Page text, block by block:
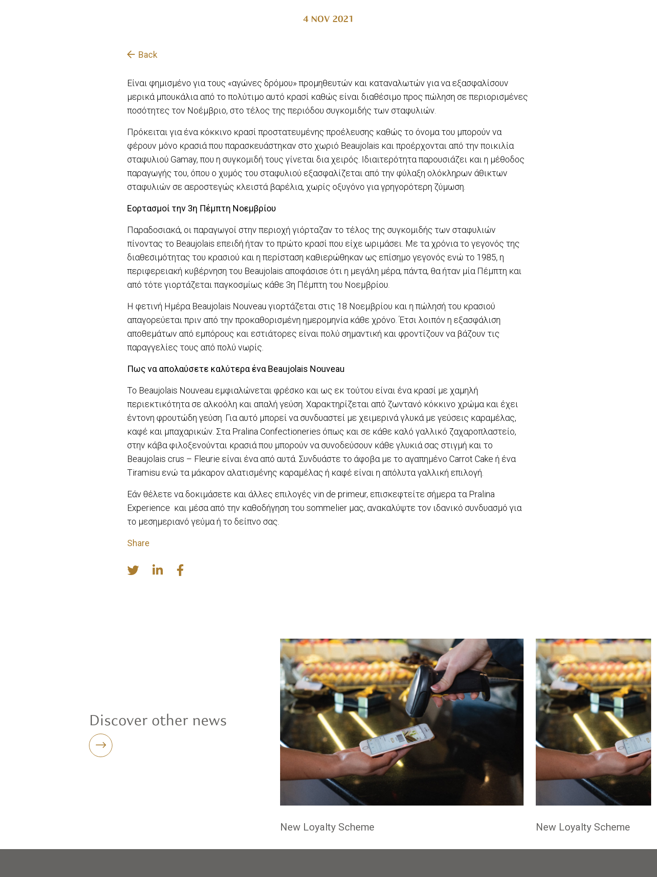
4 NOV 2021
Back
Είναι φημισμένο για τους «αγώνες δρόμου» προμηθευτών και καταναλωτών για να εξασφαλίσουν
μερικά μπουκάλια από το πολύτιμο αυτό κρασί καθώς είναι διαθέσιμο προς πώληση σε περιορισμένες
ποσότητες τον Νοέμβριο, στο τέλος της περιόδου συγκομιδής των σταφυλιών.
Πρόκειται για ένα κόκκινο κρασί προστατευμένης προέλευσης καθώς το όνομα του μπορούν να
φέρουν μόνο κρασιά που παρασκευάστηκαν στο χωριό Beaujolais και προέρχονται από την ποικιλία
σταφυλιού Gamay, που η συγκομιδή τους γίνεται δια χειρός. Ιδιαιτερότητα παρουσιάζει και η μέθοδος
παραγωγής του, όπου ο χυμός του σταφυλιού εξασφαλίζεται από την φύλαξη ολόκληρων άθικτων
σταφυλιών σε αεροστεγώς κλειστά βαρέλια, χωρίς οξυγόνο για γρηγορότερη ζύμωση.
Εορτασμοί την 3η Πέμπτη Νοεμβρίου
Παραδοσιακά, οι παραγωγοί στην περιοχή γιόρταζαν το τέλος της συγκομιδής των σταφυλιών
πίνοντας το Beaujolais επειδή ήταν το πρώτο κρασί που είχε ωριμάσει. Με τα χρόνια το γεγονός της
διαθεσιμότητας του κρασιού και η περίσταση καθιερώθηκαν ως επίσημο γεγονός ενώ το 1985, η
περιφερειακή κυβέρνηση του Beaujolais αποφάσισε ότι η μεγάλη μέρα, πάντα, θα ήταν μία Πέμπτη και
από τότε γιορτάζεται παγκοσμίως κάθε 3η Πέμπτη του Νοεμβρίου.
Η φετινή Ημέρα Beaujolais Nouveau γιορτάζεται στις 18 Νοεμβρίου και η πώλησή του κρασιού
απαγορεύεται πριν από την προκαθορισμένη ημερομηνία κάθε χρόνο. Έτσι λοιπόν η εξασφάλιση
αποθεμάτων από εμπόρους και εστιάτορες είναι πολύ σημαντική και φροντίζουν να βάζουν τις
παραγγελίες τους από πολύ νωρίς.
Πως να απολαύσετε καλύτερα ένα Beaujolais Nouveau
Το Beaujolais Nouveau εμφιαλώνεται φρέσκο και ως εκ τούτου είναι ένα κρασί με χαμηλή
περιεκτικότητα σε αλκοόλη και απαλή γεύση. Χαρακτηρίζεται από ζωντανό κόκκινο χρώμα και έχει
έντονη φρουτώδη γεύση. Για αυτό μπορεί να συνδυαστεί με χειμερινά γλυκά με γεύσεις καραμέλας,
καφέ και μπαχαρικών. Στα Pralina Confectioneries όπως και σε κάθε καλό γαλλικό ζαχαροπλαστείο,
στην κάβα φιλοξενούνται κρασιά που μπορούν να συνοδεύσουν κάθε γλυκιά σας στιγμή και το
Beaujolais crus – Fleurie είναι ένα από αυτά. Συνδυάστε το άφοβα με το αγαπημένο Carrot Cake ή ένα
Tiramisu ενώ τα μάκαρον αλατισμένης καραμέλας ή καφέ είναι η απόλυτα γαλλική επιλογή.
Εάν θέλετε να δοκιμάσετε και άλλες επιλογές vin de primeur, επισκεφτείτε σήμερα τα Pralina
Experience και μέσα από την καθοδήγηση του sommelier μας, ανακαλύψτε τον ιδανικό συνδυασμό για
το μεσημεριανό γεύμα ή το δείπνο σας.
Share
Discover other news
New Loyalty Scheme New Loyalty Scheme